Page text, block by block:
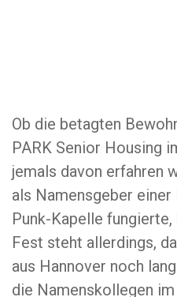
Ob die betagten
PARK Senior Housing
jemals davon erfahren
als Namensgeber
Punk-Kapelle
Fest steht allerdings,
aus Hannover noch
die Namenskollegen